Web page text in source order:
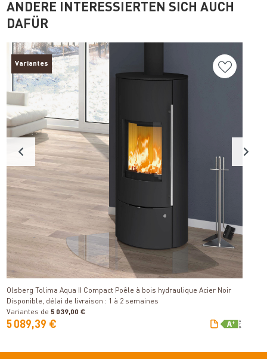
ANDERE INTERESSIERTEN SICH AUCH
DAFÜR
Variantes
Détails
Olsberg Tolima Aqua II Compact Poêle à bois hydraulique Acier Noir
Disponible, délai de livraison : 1 à 2 semaines
Variantes de 5 039,00 €
5 089,39 €